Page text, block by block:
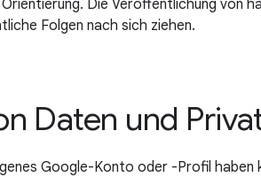
Die Veröffentlichung von
Folgen nach sich ziehen.
Daten und
Google-Konto oder -Profil haben